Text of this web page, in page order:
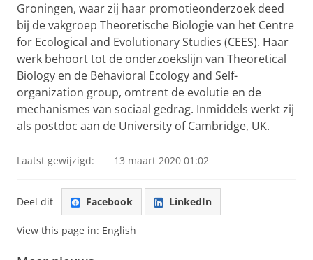
Groningen, waar zij haar promotieonderzoek deed
bij de vakgroep Theoretische Biologie van het Centre
for Ecological and Evolutionary Studies (CEES). Haar
werk behoort tot de onderzoekslijn van Theoretical
Biology en de Behavioral Ecology and Self-
organization group, omtrent de evolutie en de
mechanismes van sociaal gedrag. Inmiddels werkt zij
als postdoc aan de University of Cambridge, UK.
Laatst gewijzigd: 13 maart 2020 01:02
Deel dit Facebook LinkedIn
View this page in: English